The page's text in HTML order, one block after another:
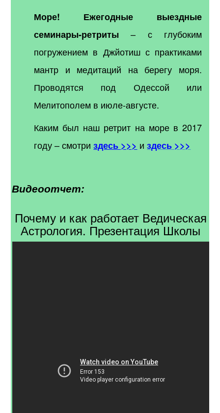
Море! Ежегодные выездные
семинары-ретриты – с глубоким
погружением в Джйотиш с практиками
мантр и медитаций на берегу моря.
Проводятся под Одессой или
Мелитополем в июле-августе.
Каким был наш ретрит на море в 2017
году– смотриздесь >>> издесь >>>
Видеоотчет:
Почему и как работает Ведическая
Астрология. Презентация Школы